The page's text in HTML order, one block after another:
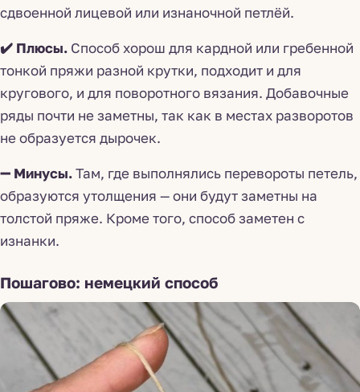
сдвоенной лицевой или изнаночной петлёй.
✔️ Плюсы. Способ хорош для кардной или гребенной
тонкой пряжи разной крутки, подходит и для
кругового, и для поворотного вязания. Добавочные
ряды почти не заметны, так как в местах разворотов
не образуется дырочек.
➖ Минусы.Там, где выполнялись перевороты петель,
образуются утолщения — они будут заметны на
толстой пряже. Кроме того, способ заметен с
изнанки.
Пошагово: немецкий способ